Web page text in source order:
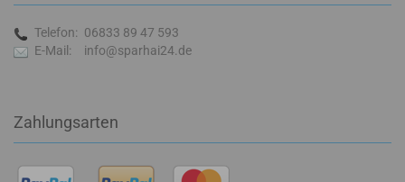
Telefon: 06833 89 47 593
E-Mail:
info@sparhai24.de
Zahlungsarten